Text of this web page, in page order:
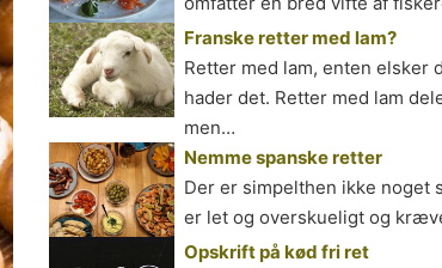
Franske retter med lam?
Retter med lam, enten elsker
hader det. Retter med lam
men…
Nemme spanske retter
Der er simpelthen ikke noget
er let og overskueligt og
Opskrift på kød fri ret